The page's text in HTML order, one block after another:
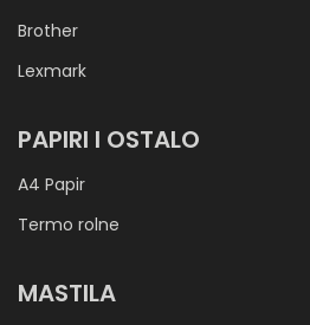
Brother
Lexmark
PAPIRI I OSTALO
A4 Papir
Termo rolne
MASTILA